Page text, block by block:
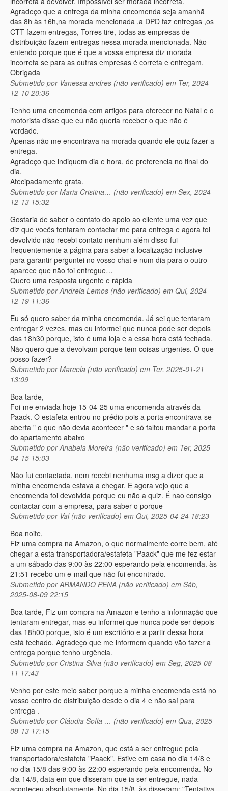
Agradeço que a entrega da minha encomenda seja amanhã
das 8h às 16h,na morada mencionada ,a DPD faz entregas ,os
CTT fazem entregas, Torres tire, todas as empresas de
distribuição fazem entregas nessa morada mencionada. Não
entendo porque que é que a vossa empresa diz morada
incorreta se para as outras empresas é correta e entregam.
Obrigada
Submetido por Vanessa andres (não verificado) em Ter, 2024-
12-10 20:36
Tenho uma encomenda com artigos para oferecer no Natal e o
motorista disse que eu não queria receber o que não é
verdade.
Apenas não me encontrava na morada quando ele quiz fazer a
entrega.
Agradeço que indiquem dia e hora, de preferencia no final do
dia.
Atecipadamente grata.
Submetido porMaria Cristina… (não verificado) em Sex, 2024-
12-13 15:32
Gostaria de saber o contato do apoio ao cliente uma vez que
diz que vocês tentaram contactar me para entrega e agora foi
devolvido não recebi contato nenhum além disso fui
frequentemente a página para saber a localização inclusive
para garantir perguntei no vosso chat e num dia para o outro
aparece que não foi entregue…
Quero uma resposta urgente e rápida
Submetido porAndreia Lemos (não verificado) em Qui, 2024-
12-19 11:36
Eu só quero saber da minha encomenda. Já sei que tentaram
entregar 2 vezes, mas eu informei que nunca pode ser depois
das 18h30 porque, isto é uma loja e a essa hora está fechada.
Não quero que a devolvam porque tem coisas urgentes. O que
posso fazer?
Submetido porMarcela (não verificado) em Ter, 2025-01-21
13:09
Boa tarde,
Foi-me enviada hoje 15-04-25 uma encomenda através da
Paack. O estafeta entrou no prédio pois a porta encontrava-se
aberta " o que não devia acontecer " e só faltou mandar a porta
do apartamento abaixo
Submetido porAnabela Moreira (não verificado) em Ter, 2025-
04-15 15:03
Não fui contactada, nem recebi nenhuma msg a dizer que a
minha encomenda estava a chegar. E agora vejo que a
encomenda foi devolvida porque eu não a quiz. É nao consigo
contactar com a empresa, para saber o porque
Submetido por Val (não verificado) em Qui, 2025-04-24 18:23
Boa noite,
Fiz uma compra na Amazon, o que normalmente corre bem, até
chegar a esta transportadora/estafeta "Paack" que me fez estar
a um sábado das 9:00 às 22:00 esperando pela encomenda. às
21:51 recebo um e-mail que não fui encontrado.
Submetido porARMANDO PENA (não verificado) em Sáb,
2025-08-09 22:15
Boa tarde, Fiz um compra na Amazon e tenho a informação que
tentaram entregar, mas eu informei que nunca pode ser depois
das 18h00 porque, isto é um escritório e a partir dessa hora
está fechado. Agradeço que me informem quando vão fazer a
entrega porque tenho urgência.
Submetido por Cristina Silva (não verificado) em Seg, 2025-08-
11 17:43
Venho por este meio saber porque a minha encomenda está no
vosso centro de distribuição desde o dia 4 e não saí para
entrega .
Submetido por Cláudia Sofia … (não verificado) em Qua, 2025-
08-13 17:15
Fiz uma compra na Amazon, que está a ser entregue pela
transportadora/estafeta "Paack". Estive em casa no dia 14/8 e
no dia 15/8 das 9:00 às 22:00 esperando pela encomenda. No
dia 14/8, data em que disseram que ia ser entregue, nada